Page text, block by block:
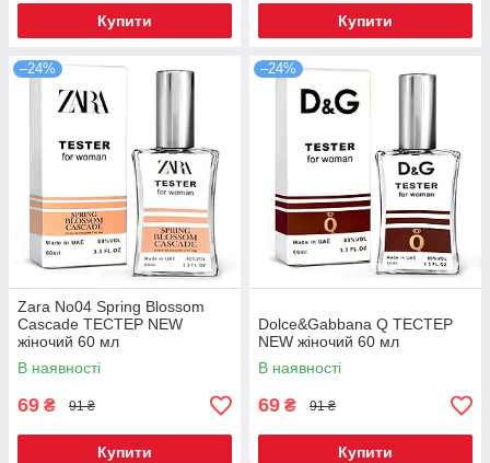
Купити Купити
–24%
Zara No04 Spring Blossom
Cascade ТЕСТЕР NEW
жіночий 60 мл
В наявності
69 ₴ 91 ₴
Купити
–24%
Dolce&Gabbana Q TEСТЕР
NEW жіночий 60 мл
В наявності
69 ₴ 91 ₴
Купити